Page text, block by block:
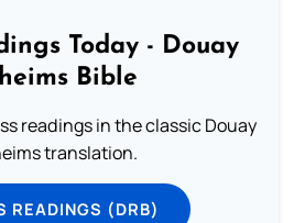
Today - Douay
Bible
readings in the classic Douay
translation.
READINGS (DRB)